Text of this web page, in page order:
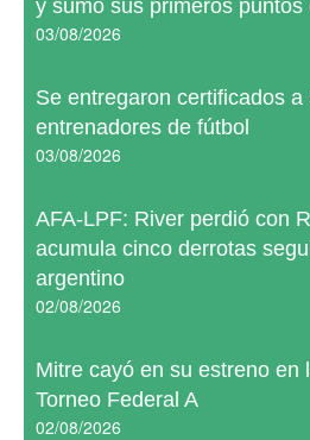
y sumó sus primeros
03/08/2026
Se entregaron certificados a
entrenadores de fútbol
03/08/2026
AFA-LPF: River perdió con
acumula cinco derrotas
argentino
02/08/2026
Mitre cayó en su estreno en
Torneo Federal A
02/08/2026